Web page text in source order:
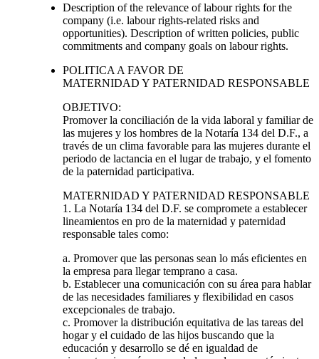
Description of the relevance of labour rights for the
company (i.e. labour rights-related risks and
opportunities). Description of written policies, public
commitments and company goals on labour rights.
POLITICA A FAVOR DE
MATERNIDAD Y PATERNIDAD RESPONSABLE
OBJETIVO:
Promover la conciliación de la vida laboral y familiar de
las mujeres y los hombres de la Notaría 134 del D.F., a
través de un clima favorable para las mujeres durante el
periodo de lactancia en el lugar de trabajo, y el fomento
de la paternidad participativa.
MATERNIDAD Y PATERNIDAD RESPONSABLE
1. La Notaría 134 del D.F. se compromete a establecer
lineamientos en pro de la maternidad y paternidad
responsable tales como:
a. Promover que las personas sean lo más eficientes en
la empresa para llegar temprano a casa.
b. Establecer una comunicación con su área para hablar
de las necesidades familiares y flexibilidad en casos
excepcionales de trabajo.
c. Promover la distribución equitativa de las tareas del
hogar y el cuidado de las hijos buscando que la
educación y desarrollo se dé en igualdad de